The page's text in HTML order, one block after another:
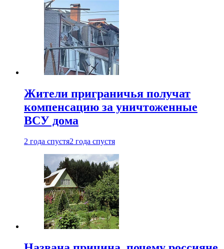
Жители приграничья получат
компенсацию за уничтоженные
ВСУ дома
2 года спустя2 года спустя